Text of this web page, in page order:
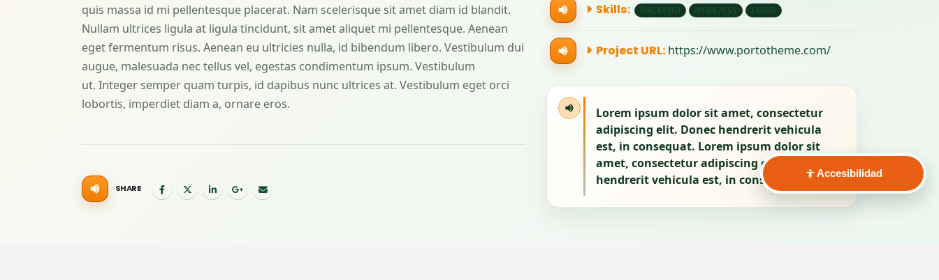
quis massa id mi pellentesque placerat. Nam scelerisque sit amet diam id blandit.
Nullam ultrices ligula at ligula tincidunt, sit amet aliquet mi pellentesque. Aenean
eget fermentum risus. Aenean eu ultricies nulla, id bibendum libero. Vestibulum dui
augue, malesuada nec tellus vel, egestas condimentum ipsum. Vestibulum
ut. Integer semper quam turpis, id dapibus nunc ultrices at. Vestibulum eget orci
lobortis, imperdiet diam a, ornare eros.
SHARE
Skills:
Project URL: https://www.portotheme.com/(se abre en una
Lorem ipsum dolor sit amet, consectetur
adipiscing elit. Donec hendrerit vehicula
est, in consequat. Lorem ipsum dolor sit
amet, consectetur adipiscing elit. Donec
hendrerit vehicula est, in consequat.
Accesibilidad